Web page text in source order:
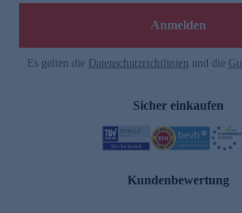
Anmelden
Es gelten die Datenschutzrichtlinien und die
Sicher einkaufen
Kundenbewertung